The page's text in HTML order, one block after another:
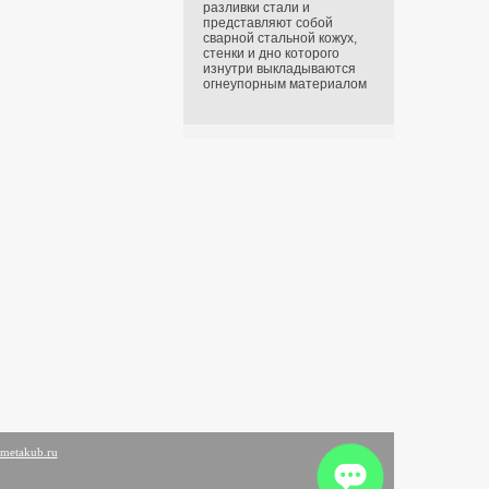
разливки стали и
представляют собой
сварной стальной кожух,
стенки и дно которого
изнутри выкладываются
огнеупорным материалом